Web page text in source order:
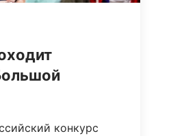
конкурс